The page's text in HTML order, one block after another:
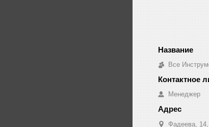
Все
Менеджер
Фадеева,